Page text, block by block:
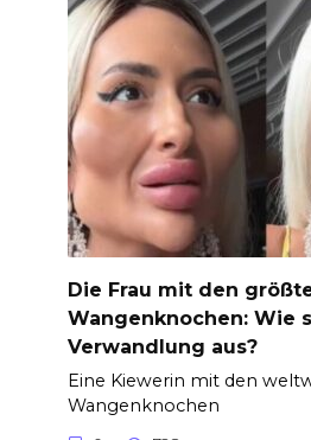
Die Frau mit den
Wangenknochen: Wie
Verwandlung aus?
Eine Kiewerin mit den
Wangenknochen